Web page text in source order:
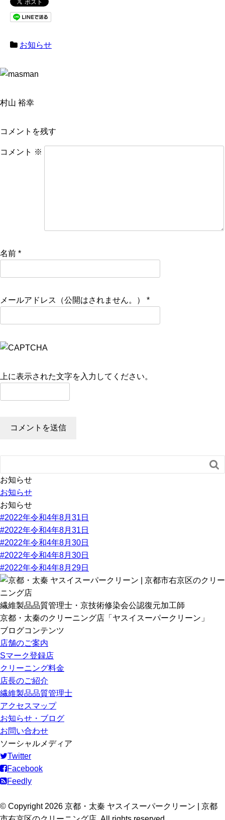
お知らせ
村山 裕幸
コメントを残す
コメント ※
名前 *
メールアドレス（公開はされません。） *
上に表示された文字を入力してください。

お知らせ
お知らせ
お知らせ
#2022年令和4年8月31日
#2022年令和4年8月31日
#2022年令和4年8月30日
#2022年令和4年8月30日
#2022年令和4年8月29日
繊維製品品質管理士・京技術修染会公認復元加工師
京都・太秦のクリーニング店「ヤスイスーパークリーン」
ブログコンテンツ
店舗のご案内
Sマーク登録店
クリーニング料金
店長のご紹介
繊維製品品質管理士
アクセスマップ
お知らせ・ブログ
お問い合わせ
ソーシャルメディア
Twitter
Facebook
Feedly
© Copyright 2026 京都・太秦 ヤスイスーパークリーン | 京都